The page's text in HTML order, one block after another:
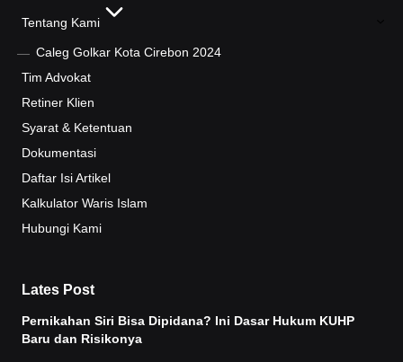
Tentang Kami
Caleg Golkar Kota Cirebon 2024
Tim Advokat
Retiner Klien
Syarat & Ketentuan
Dokumentasi
Daftar Isi Artikel
Kalkulator Waris Islam
Hubungi Kami
Lates Post
Pernikahan Siri Bisa Dipidana? Ini Dasar Hukum KUHP
Baru dan Risikonya